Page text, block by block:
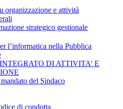
organizzazione e attività
strategico gestionale
l’informatica nella Pubblica
DI ATTIVITA' E
del Sindaco
di condotta